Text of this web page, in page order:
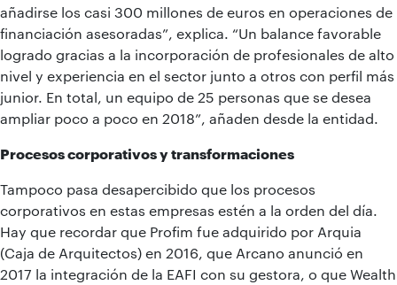
añadirse los casi 300 millones de euros en operaciones de
financiación asesoradas”, explica. “Un balance favorable
logrado gracias a la incorporación de profesionales de alto
nivel y experiencia en el sector junto a otros con perfil más
junior. En total, un equipo de 25 personas que se desea
ampliar poco a poco en 2018”, añaden desde la entidad.
Procesos corporativos y transformaciones
Tampoco pasa desapercibido que los procesos
corporativos en estas empresas estén a la orden del día.
Hay que recordar que Profim fue adquirido por Arquia
(Caja de Arquitectos) en 2016, que Arcano anunció en
2017 la integración de la EAFI con su gestora, o que Wealth